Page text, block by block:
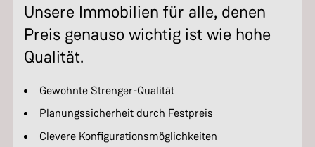
Unsere Immobilien für alle, denen
Preis genauso wichtig ist wie hohe
Qualität.
Gewohnte Strenger-Qualität
Planungssicherheit durch Festpreis
Clevere Konfigurationsmöglichkeiten